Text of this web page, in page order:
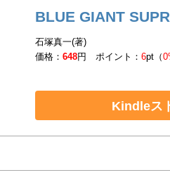
BLUE GIANT
石塚真一(著)
価格：648円 ポイント：6pt（
Kindleス